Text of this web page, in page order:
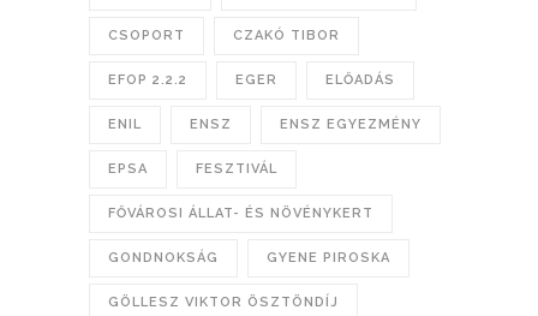
CSOPORT CZAKÓ TIBOR
EFOP 2.2.2 EGER ELŐADÁS
ENIL ENSZ ENSZ EGYEZMÉNY
EPSA FESZTIVÁL
FŐVÁROSI ÁLLAT- ÉS NÖVÉNYKERT
GONDNOKSÁG GYENE PIROSKA
GÖLLESZ VIKTOR ÖSZTÖNDÍJ